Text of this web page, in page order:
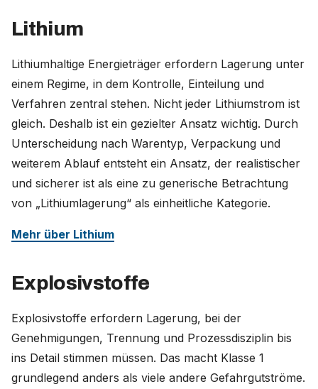
Lithium
Lithiumhaltige Energieträger erfordern Lagerung unter
einem Regime, in dem Kontrolle, Einteilung und
Verfahren zentral stehen. Nicht jeder Lithiumstrom ist
gleich. Deshalb ist ein gezielter Ansatz wichtig. Durch
Unterscheidung nach Warentyp, Verpackung und
weiterem Ablauf entsteht ein Ansatz, der realistischer
und sicherer ist als eine zu generische Betrachtung
von „Lithiumlagerung“ als einheitliche Kategorie.
Mehr über Lithium
Explosivstoffe
Explosivstoffe erfordern Lagerung, bei der
Genehmigungen, Trennung und Prozessdisziplin bis
ins Detail stimmen müssen. Das macht Klasse 1
grundlegend anders als viele andere Gefahrgutströme.